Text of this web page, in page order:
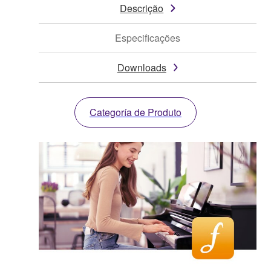
Descrição
Especificações
Downloads
Categoría de Produto